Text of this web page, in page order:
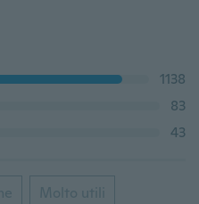
1138
83
43
Molto utili